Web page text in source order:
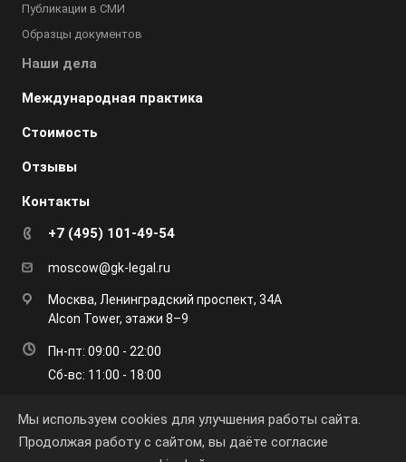
Публикации в СМИ
Образцы документов
Наши дела
Международная практика
Стоимость
Отзывы
Контакты
+7 (495) 101-49-54
moscow@gk-legal.ru
Москва, Ленинградский проспект, 34А
Alcon Tower, этажи 8–9
Пн-пт: 09:00 - 22:00
Сб-вс: 11:00 - 18:00
Мы используем cookies для улучшения работы сайта.
Продолжая работу с сайтом, вы даёте согласие